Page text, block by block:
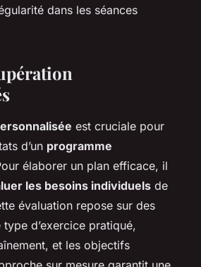
dans les séances
est cruciale pour
d’un programme
élaborer un plan efficace, il
les besoins individuels de
évaluation repose sur des
d’exercice pratiqué,
et les objectifs